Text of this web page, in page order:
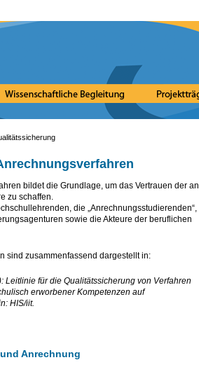
bildet die Grundlage, um das Vertrauen der an
zu schaffen.
die „Anrechnungsstudierenden“,
sowie die Akteure der beruflichen
sind zusammenfassend dargestellt in:
Leitlinie für die Qualitätssicherung von Verfahren
erworbener Kompetenzen auf
HIS/iit.
Anrechnung